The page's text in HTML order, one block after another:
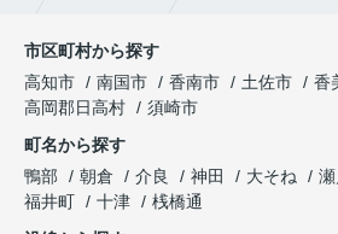
市区町村から探す
高知市
南国市 香南市 土佐市 香
高岡郡日高村
須崎市
町名から探す
鴨部
朝倉 介良 神田 大そね
福井町
十津
桟橋通